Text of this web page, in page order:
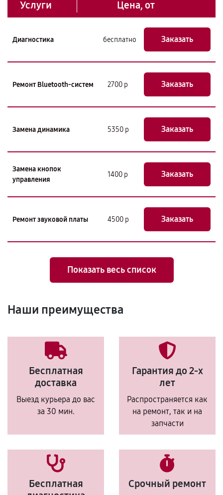
Услуги Цена, от
Диагностика бесплатно Заказать
Ремонт Bluetooth-систем 2700 р Заказать
Замена динамика 5350 р Заказать
Замена кнопок
управления
1400 р Заказать
Ремонт звуковой платы 4500 р Заказать
Показать весь список
Наши преимущества
Бесплатная
доставка
Выезд курьера до вас
за 30 мин.
Гарантия до 2-х
лет
Распространяется как
на ремонт, так и на
запчасти
Бесплатная
Срочный ремонт